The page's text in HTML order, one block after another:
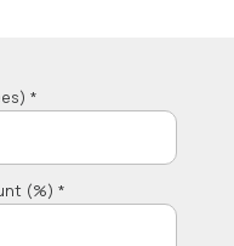
*
(%) *